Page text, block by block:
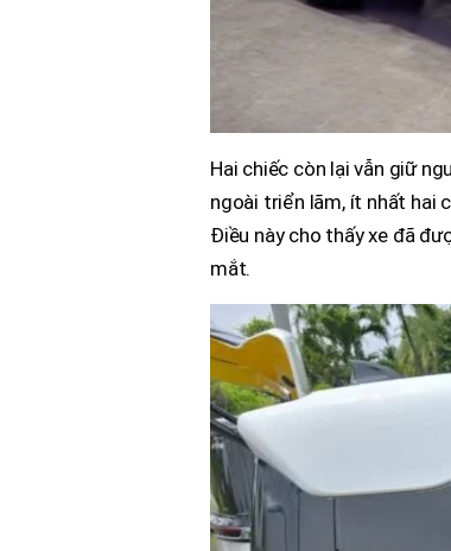
Hai chiếc còn lại vẫn giữ
ngoài triển lãm, ít nhất hai
Điều này cho thấy xe đã
mắt.